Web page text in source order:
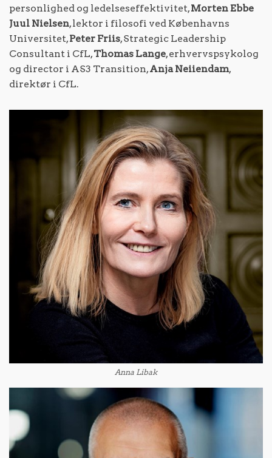
personlighed og ledelseseffektivitet,Morten Ebbe
Juul Nielsen, lektor i filosofi ved Københavns
Universitet,Peter Friis, Strategic Leadership
Consultant i CfL,Thomas Lange, erhvervspsykolog
og director i AS3 Transition,Anja Neiiendam,
direktør i CfL.
Anna Libak